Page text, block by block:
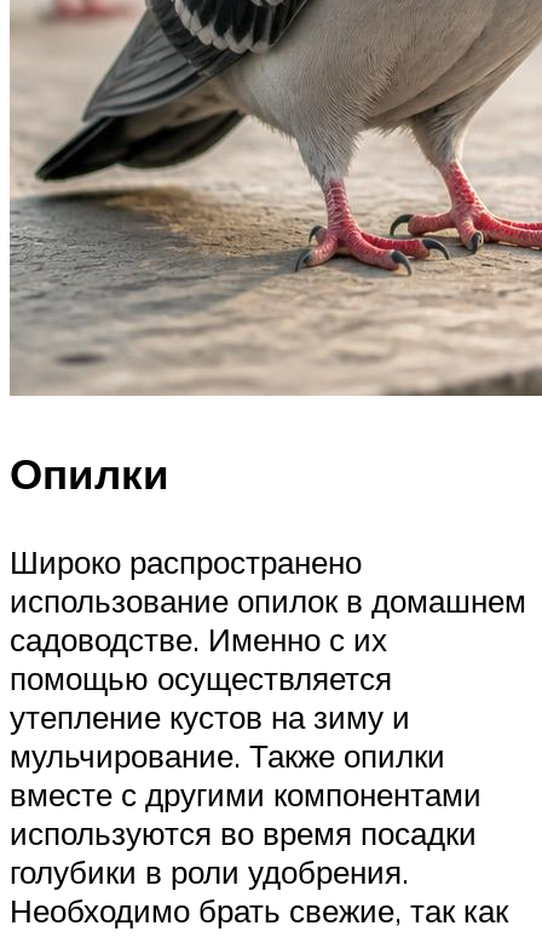
Опилки
Широко распространено
использование опилок в домашнем
садоводстве. Именно с их
помощью осуществляется
утепление кустов на зиму и
мульчирование. Также опилки
вместе с другими компонентами
используются во время посадки
голубики в роли удобрения.
Необходимо брать свежие, так как